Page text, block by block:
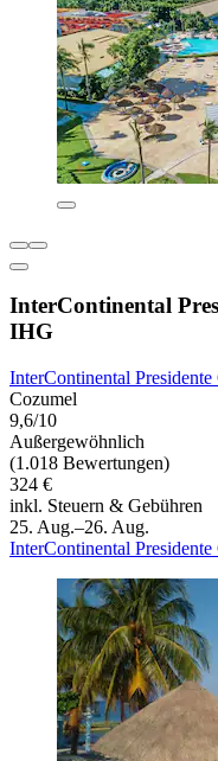
InterContinental
IHG
InterContinental
Cozumel
9,6/10
Außergewöhnlich
(1.018 Bewertungen)
324 €
inkl. Steuern & Gebühren
25. Aug.–26. Aug.
InterContinental